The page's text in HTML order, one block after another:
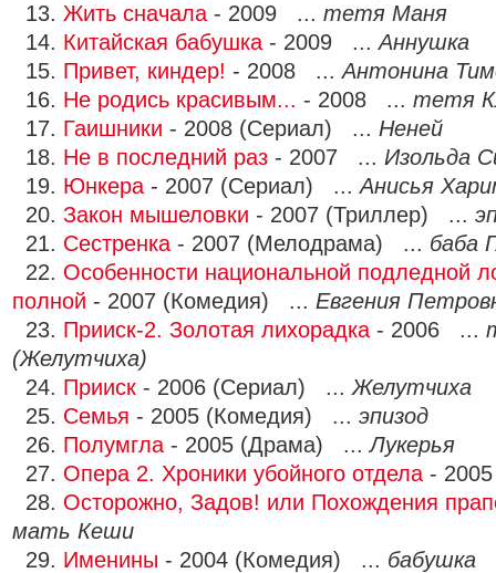
13. Жить сначала - 2009 ... тетя Маня
14. Китайская бабушка - 2009 ...Аннушка
15. Привет, киндер! - 2008 ...Антонина
16. Не родись красивым... - 2008 ... тетя
17. Гаишники - 2008 (Сериал) ... Неней
18. Не в последний раз - 2007 ... Изольда
19. Юнкера - 2007 (Сериал) ...Анисья
20. Закон мышеловки - 2007 (Триллер) ...
21. Сестренка - 2007 (Мелодрама) ... баба
22. Особенности национальной подледной
полной - 2007 (Комедия) ... Евгения
23. Прииск-2. Золотая лихорадка - 2006 ...
(Желутчиха)
24. Прииск - 2006 (Сериал) ... Желутчиха
25. Семья - 2005 (Комедия) ... эпизод
26. Полумгла - 2005 (Драма) ...Лукерья
27. Опера 2. Хроники убойного отдела -
28. Осторожно, Задов! или Похождения
мать Кеши
29. Именины - 2004 (Комедия) ... бабушка